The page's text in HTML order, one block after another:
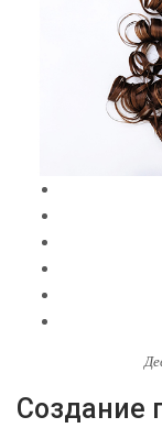
Создание